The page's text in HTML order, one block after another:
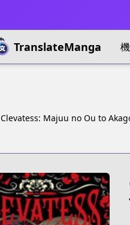
TranslateManga
Clevatess: Majuu no Ou to